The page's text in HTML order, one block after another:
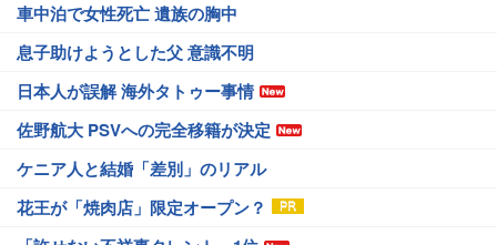
車中泊で女性死亡 遺族の胸中
息子助けようとした父 意識不明
日本人が誤解 海外タトゥー事情
佐野航大 PSVへの完全移籍が決定
ケニア人と結婚「差別」のリアル
花王が「焼肉店」限定オープン？